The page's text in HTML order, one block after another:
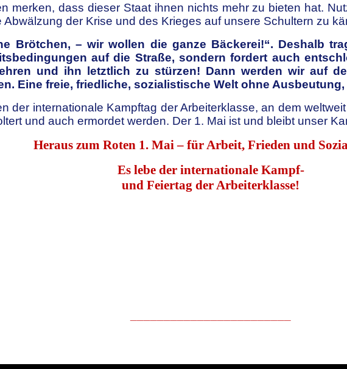
merken, dass dieser Staat ihnen nichts mehr zu bieten hat.
der Krise und des Krieges auf unsere Schultern zu
Brötchen, – wir wollen die ganze Bäckerei!“. Deshalb
auf die Straße, sondern fordert auch
und ihn letztlich zu stürzen! Dann werden wir auf
Eine freie, friedliche, sozialistische Welt ohne
der internationale Kampftag der Arbeiterklasse, an dem
und auch ermordet werden. Der 1. Mai ist und bleibt unser
Heraus zum Roten 1. Mai – für Arbeit, Frieden und
Es lebe der internationale Kampf-
und Feiertag der Arbeiterklasse!